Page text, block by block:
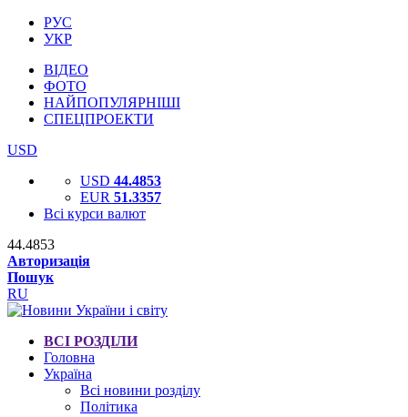
РУС
УКР
ВІДЕО
ФОТО
НАЙПОПУЛЯРНІШІ
СПЕЦПРОЕКТИ
USD
USD 44.4853
EUR 51.3357
Всі курси валют
44.4853
Авторизація
Пошук
RU
ВСІ РОЗДІЛИ
Головна
Україна
Всі новини розділу
Політика